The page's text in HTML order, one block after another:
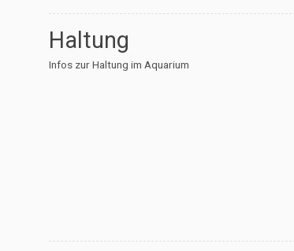
Haltung
Infos zur Haltung im Aquarium